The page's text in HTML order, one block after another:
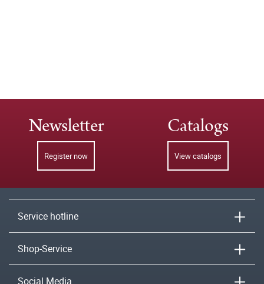
Newsletter
Register now
Catalogs
View catalogs
Service hotline
Shop-Service
Social Media